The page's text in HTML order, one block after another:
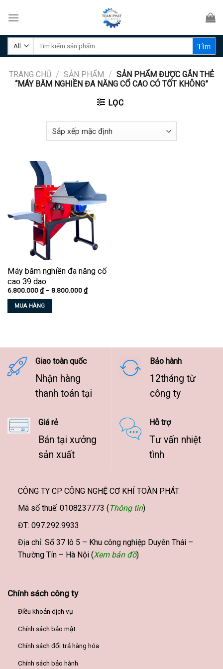
Tìm
TRANG CHỦ / SẢN PHẨM / SẢN PHẨM ĐƯỢC GẮN THẺ
“MÁY BĂM NGHIỀN ĐA NĂNG CỔ CAO CÓ TỐT KHÔNG”
LỌC
Máy băm nghiền đa năng cổ
cao 39 dao
6.800.000₫ – 8.800.000₫Khoảng
giá:
MUA HÀNG
có
nhiều
biến
có
thể
phẩm
Giao toàn quốc
Nhận hàng
thanh toán tại
Bảo hành
12tháng từ
công ty
Giá rẻ
Bán tại xưởng
sản xuất
Hỗ trợ
Tư vấn nhiệt
tình
CÔNG TY CP CÔNG NGHỆ CƠ KHÍ TOÀN PHÁT
Mã số thuế: 0108237773 ( Thông tin)
ĐT: 097.292.9933
Địa chỉ: Số 37 lô 5 – Khu công nghiệp Duyên Thái –
Thường Tín – Hà Nội (Xem bản đồ)
Chính sách công ty
Điều khoản dịch vụ
Chính sách bảo mật
Chính sách đổi trả hàng hóa
Chính sách bảo hành